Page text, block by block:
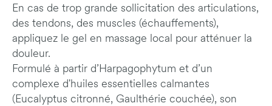
En cas de trop grande sollicitation des articulations,
des tendons, des muscles (échauffements),
appliquez le gel en massage local pour atténuer la
douleur.
Formulé à partir d’Harpagophytum et d’un
complexe d'huiles essentielles calmantes
(Eucalyptus citronné, Gaulthérie couchée), son